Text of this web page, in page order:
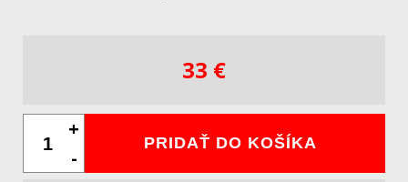
33 €
PRIDAŤ DO KOŠÍKA
+
-